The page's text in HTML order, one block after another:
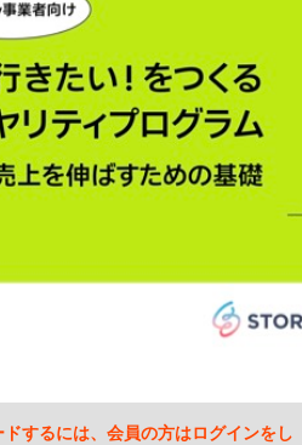
ドするには、会員の方はログインをし